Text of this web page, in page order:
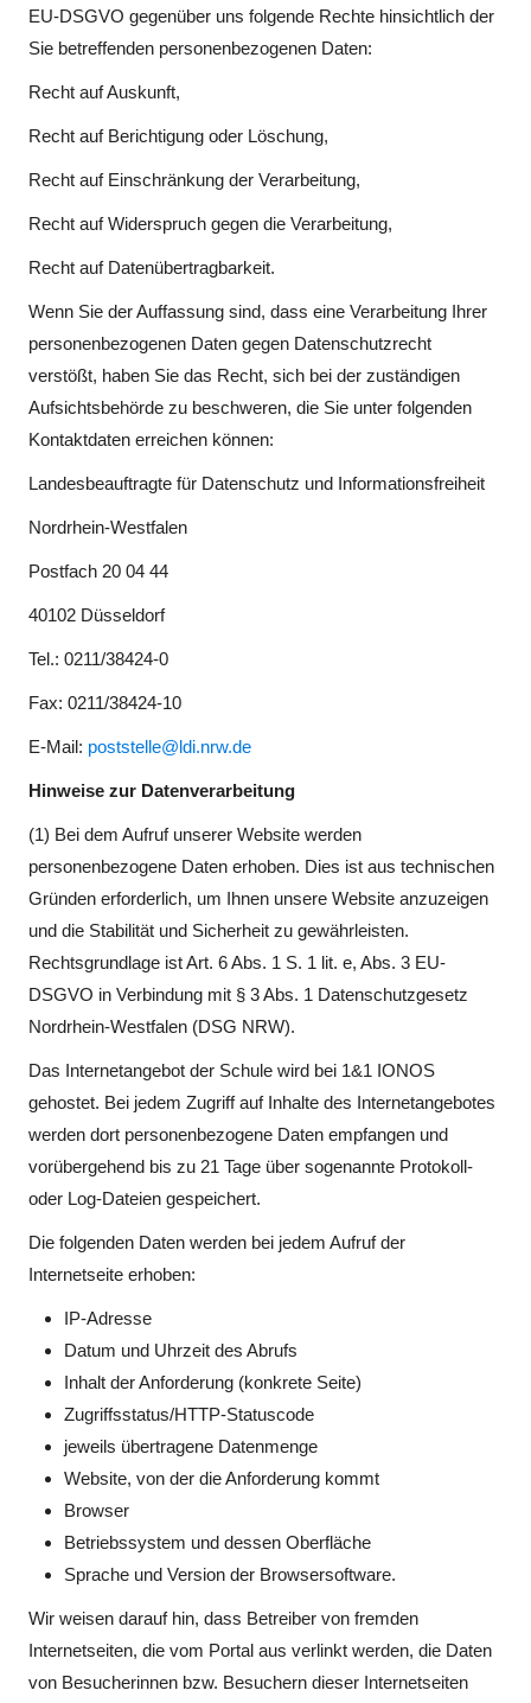
EU-DSGVO gegenüber uns folgende Rechte hinsichtlich der
Sie betreffenden personenbezogenen Daten:
Recht auf Auskunft,
Recht auf Berichtigung oder Löschung,
Recht auf Einschränkung der Verarbeitung,
Recht auf Widerspruch gegen die Verarbeitung,
Recht auf Datenübertragbarkeit.
Wenn Sie der Auffassung sind, dass eine Verarbeitung Ihrer
personenbezogenen Daten gegen Datenschutzrecht
verstößt, haben Sie das Recht, sich bei der zuständigen
Aufsichtsbehörde zu beschweren, die Sie unter folgenden
Kontaktdaten erreichen können:
Landesbeauftragte für Datenschutz und Informationsfreiheit
Nordrhein-Westfalen
Postfach 20 04 44
40102 Düsseldorf
Tel.: 0211/38424-0
Fax: 0211/38424-10
E-Mail: poststelle@ldi.nrw.de
Hinweise zur Datenverarbeitung
(1) Bei dem Aufruf unserer Website werden
personenbezogene Daten erhoben. Dies ist aus technischen
Gründen erforderlich, um Ihnen unsere Website anzuzeigen
und die Stabilität und Sicherheit zu gewährleisten.
Rechtsgrundlage ist Art. 6 Abs. 1 S. 1 lit. e, Abs. 3 EU-
DSGVO in Verbindung mit § 3 Abs. 1 Datenschutzgesetz
Nordrhein-Westfalen (DSG NRW).
Das Internetangebot der Schule wird bei 1&1 IONOS
gehostet. Bei jedem Zugriff auf Inhalte des Internetangebotes
werden dort personenbezogene Daten empfangen und
vorübergehend bis zu 21 Tage über sogenannte Protokoll-
oder Log-Dateien gespeichert.
Die folgenden Daten werden bei jedem Aufruf der
Internetseite erhoben:
IP-Adresse
Datum und Uhrzeit des Abrufs
Inhalt der Anforderung (konkrete Seite)
Zugriffsstatus/HTTP-Statuscode
jeweils übertragene Datenmenge
Website, von der die Anforderung kommt
Browser
Betriebssystem und dessen Oberfläche
Sprache und Version der Browsersoftware.
Wir weisen darauf hin, dass Betreiber von fremden
Internetseiten, die vom Portal aus verlinkt werden, die Daten
von Besucherinnen bzw. Besuchern dieser Internetseiten